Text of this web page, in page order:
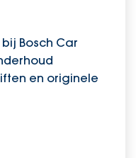
Bosch Car
en originele